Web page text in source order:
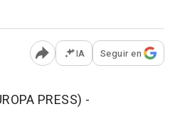
Abrir opciones para
IA Seguir en
PRESS) -